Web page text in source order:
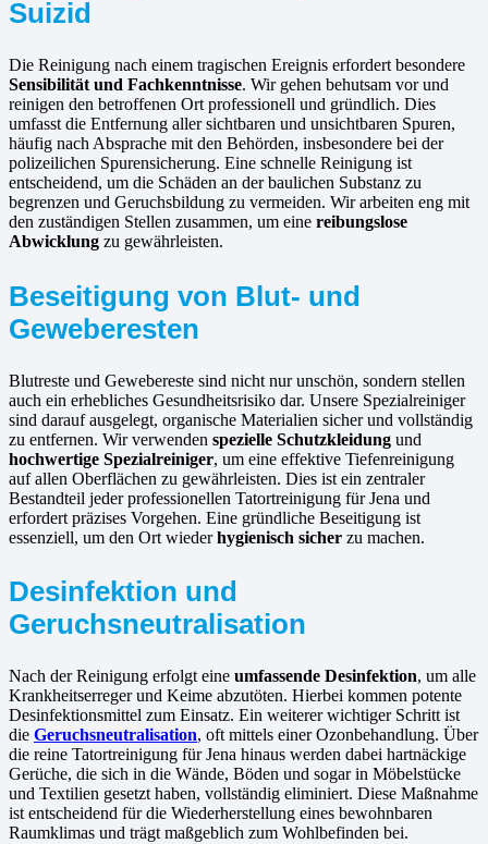
Suizid
Die Reinigung nach einem tragischen Ereignis erfordert besondere
Sensibilität und Fachkenntnisse. Wir gehen behutsam vor und
reinigen den betroffenen Ort professionell und gründlich. Dies
umfasst die Entfernung aller sichtbaren und unsichtbaren Spuren,
häufig nach Absprache mit den Behörden, insbesondere bei der
polizeilichen Spurensicherung. Eine schnelle Reinigung ist
entscheidend, um die Schäden an der baulichen Substanz zu
begrenzen und Geruchsbildung zu vermeiden. Wir arbeiten eng mit
den zuständigen Stellen zusammen, um eine reibungslose
Abwicklung zu gewährleisten.
Beseitigung von Blut- und
Geweberesten
Blutreste und Gewebereste sind nicht nur unschön, sondern stellen
auch ein erhebliches Gesundheitsrisiko dar. Unsere Spezialreiniger
sind darauf ausgelegt, organische Materialien sicher und vollständig
zu entfernen. Wir verwenden spezielle Schutzkleidung und
hochwertige Spezialreiniger, um eine effektive Tiefenreinigung
auf allen Oberflächen zu gewährleisten. Dies ist ein zentraler
Bestandteil jeder professionellen Tatortreinigung für Jena und
erfordert präzises Vorgehen. Eine gründliche Beseitigung ist
essenziell, um den Ort wiederhygienisch sicher zu machen.
Desinfektion und
Geruchsneutralisation
Nach der Reinigung erfolgt eine umfassende Desinfektion, um alle
Krankheitserreger und Keime abzutöten. Hierbei kommen potente
Desinfektionsmittel zum Einsatz. Ein weiterer wichtiger Schritt ist
die Geruchsneutralisation, oft mittels einer Ozonbehandlung. Über
die reine Tatortreinigung für Jena hinaus werden dabei hartnäckige
Gerüche, die sich in die Wände, Böden und sogar in Möbelstücke
und Textilien gesetzt haben, vollständig eliminiert. Diese Maßnahme
ist entscheidend für die Wiederherstellung eines bewohnbaren
Raumklimas und trägt maßgeblich zum Wohlbefinden bei.